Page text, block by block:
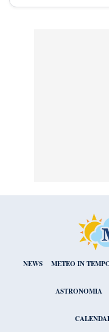
NEWS METEO IN
ASTRONOMIA